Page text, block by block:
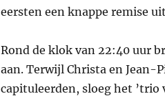
eersten een knappe remise
Rond de klok van 22:40 uur
aan. Terwijl Christa en Jean-
capituleerden, sloeg het ’trio